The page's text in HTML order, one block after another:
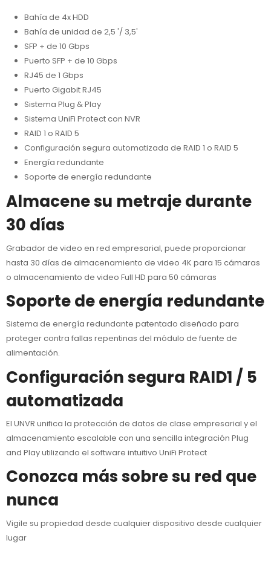
Bahía de 4x HDD
Bahía de unidad de 2,5 '/ 3,5'
SFP + de 10 Gbps
Puerto SFP + de 10 Gbps
RJ45 de 1 Gbps
Puerto Gigabit RJ45
Sistema Plug & Play
Sistema UniFi Protect con NVR
RAID 1 o RAID 5
Configuración segura automatizada de RAID 1 o RAID 5
Energía redundante
Soporte de energía redundante
Almacene su metraje durante
30 días
Grabador de video en red empresarial, puede proporcionar
hasta 30 días de almacenamiento de video 4K para 15 cámaras
o almacenamiento de video Full HD para 50 cámaras
Soporte de energía redundante
Sistema de energía redundante patentado diseñado para
proteger contra fallas repentinas del módulo de fuente de
alimentación.
Configuración segura RAID1 / 5
automatizada
El UNVR unifica la protección de datos de clase empresarial y el
almacenamiento escalable con una sencilla integración Plug
and Play utilizando el software intuitivo UniFi Protect
Conozca más sobre su red que
nunca
Vigile su propiedad desde cualquier dispositivo desde cualquier
lugar